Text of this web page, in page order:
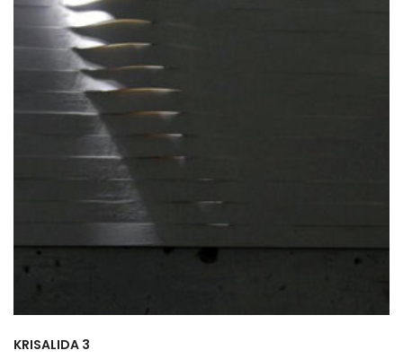
KRISALIDA 3